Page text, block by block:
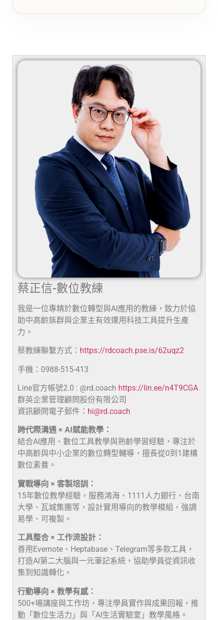
蔡正信-數位教練
我是一位專精於數位轉型與AI應用的教練，致力於協
助中高齡族群與企業主有效運用科技工具提升生產
力。
蔡教練聯繫方式： https://rdcoach.pse.is/62uqz2
手機：0988-515-413
Line官方帳號2.0 : @rd.coach https://lin.ee/n4T9CGA
群英企業管理顧問股份有限公司
資訊顧問電子郵件： hi@rd.coach
跨代際溝通 × AI賦能教學：
結合AI應用、數位工具教學與熟齡學習經驗，專注於
中高齡與中小企業的數位轉型輔導，擅長從0到1建構
數位素養。
實戰導向 × 客製培訓：
15年數位教學經驗，服務鴻海、1111人力銀行、台南
大學、瓦城集團等，設計實用導向的教學模組，強調
易學、可複製。
工具整合 × 工作流設計：
善用Evernote、Heptabase、Telegram等多款工具，
打造AI第二大腦與一元筆記系統，協助學員從資訊收
集到知識轉化。
行動導向 × 教學有感：
500+場講座與工作坊，專注學員實作與成果回報，推
動「數位生活力」與「AI生活實驗室」教學風格。